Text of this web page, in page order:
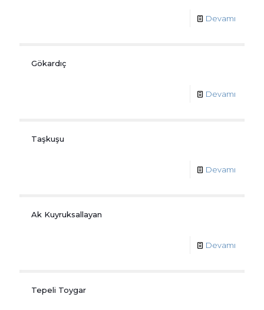
Devamı
Gökardıç
Devamı
Taşkuşu
Devamı
Ak Kuyruksallayan
Devamı
Tepeli Toygar